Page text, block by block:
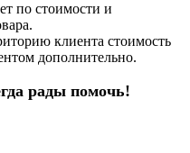
по стоимости и
клиента стоимость
дополнительно.
рады помочь!